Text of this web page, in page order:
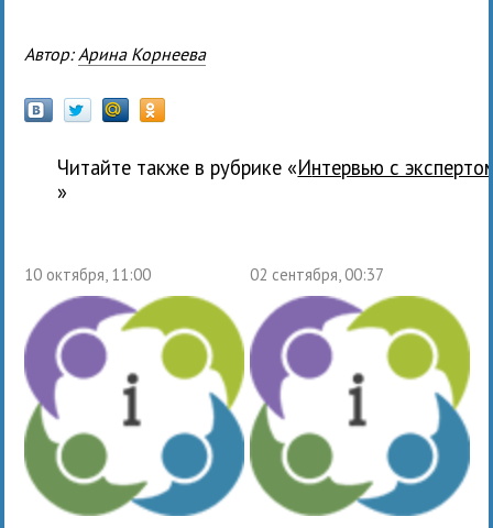
Автор: Арина Корнеева
Читайте также в рубрике «
Интервью с
»
10 октября, 11:00 02 сентября, 00:37